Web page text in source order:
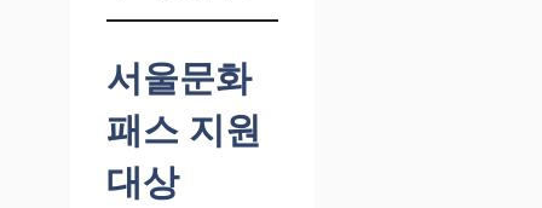
서울문화
패스 지원
대상